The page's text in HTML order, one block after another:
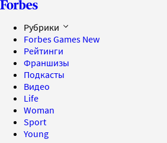
Рубрики
Forbes Games New
Рейтинги
Франшизы
Подкасты
Видео
Life
Woman
Sport
Young